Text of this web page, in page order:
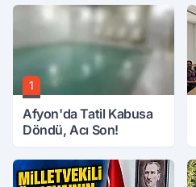
1
Afyon'da Tatil Kabusa
Döndü, Acı Son!